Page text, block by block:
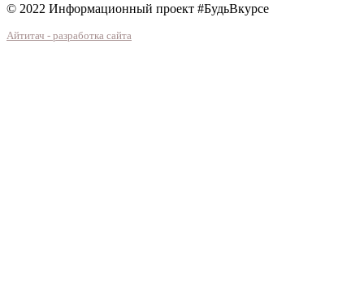
© 2022 Информационный проект #БудьВкурсе
Айтитач - разработка сайта